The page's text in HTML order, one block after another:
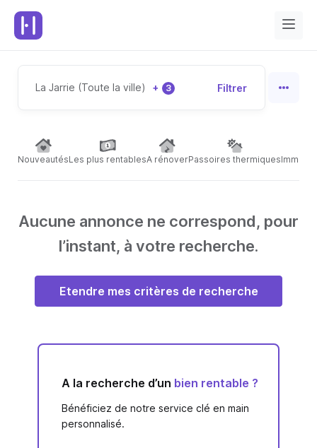
La Jarrie (Toute la ville) + 3 Filtrer
NouveautésLes plus rentablesA rénoverPassoires thermiques
Aucune annonce ne correspond, pour
l’instant, à votre recherche.
Etendre mes critères de recherche
A la recherche d’un bien rentable ?
Bénéficiez de notre service clé en main
personnalisé.